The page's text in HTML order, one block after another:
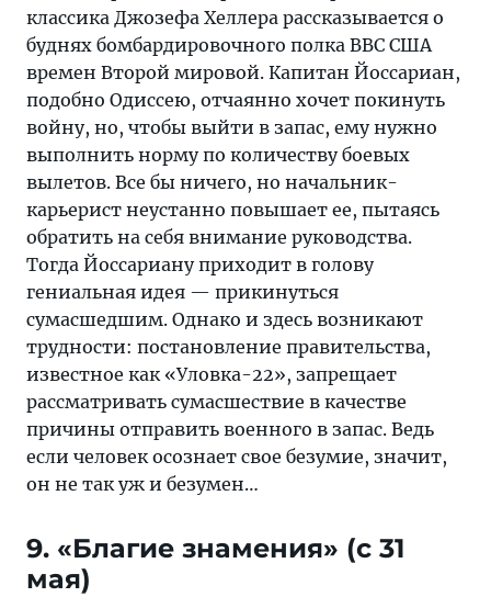
классика Джозефа Хеллера рассказывается о
буднях бомбардировочного полка ВВС США
времен Второй мировой. Капитан Йоссариан,
подобно Одиссею, отчаянно хочет покинуть
войну, но, чтобы выйти в запас, ему нужно
выполнить норму по количеству боевых
вылетов. Все бы ничего, но начальник-
карьерист неустанно повышает ее, пытаясь
обратить на себя внимание руководства.
Тогда Йоссариану приходит в голову
гениальная идея — прикинуться
сумасшедшим. Однако и здесь возникают
трудности: постановление правительства,
известное как «Уловка-22», запрещает
рассматривать сумасшествие в качестве
причины отправить военного в запас. Ведь
если человек осознает свое безумие, значит,
он не так уж и безумен…
9. «Благие знамения» (c 31
мая)